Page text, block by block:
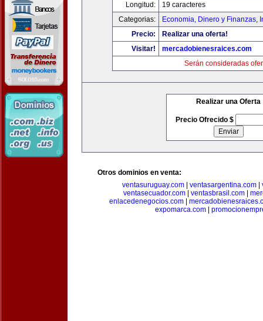
Longitud:
19 caracteres
Categorias:
Economia, Dinero y Finanzas,
Precio:
Realizar una oferta!
Visitar!
mercadobienesraices.com
Serán consideradas
Realizar una Oferta
Precio Ofrecido $
Otros dominios en venta:
ventasuruguay.com| ventasargentina.com|
ventasecuador.com| ventasbrasil.com|
enlacedenegocios.com|
expomarca.com|